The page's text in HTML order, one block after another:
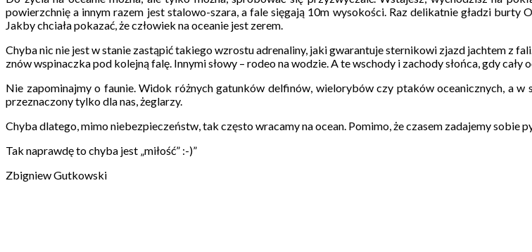
powierzchnię a innym razem jest stalowo-szara, a fale sięgają 10m wysokości. Raz delikatnie gładzi burty
Jakby chciała pokazać, że człowiek na oceanie jest zerem.
Chyba nic nie jest w stanie zastąpić takiego wzrostu adrenaliny, jaki gwarantuje sternikowi zjazd jachtem z
znów wspinaczka pod kolejną falę. Innymi słowy – rodeo na wodzie. A te wschody i zachody słońca, gdy
Nie zapominajmy o faunie. Widok różnych gatunków delfinów, wielorybów czy ptaków oceanicznych, a
przeznaczony tylko dla nas, żeglarzy.
Chyba dlatego, mimo niebezpieczeństw, tak często wracamy na ocean. Pomimo, że czasem zadajemy sobie
Tak naprawdę to chyba jest „miłość” :-)”
Zbigniew Gutkowski